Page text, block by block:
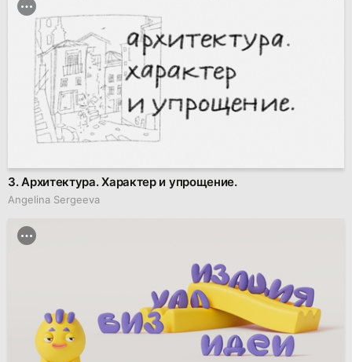
3. Архитектура. Характер и упрощение.
Angelina Sergeeva